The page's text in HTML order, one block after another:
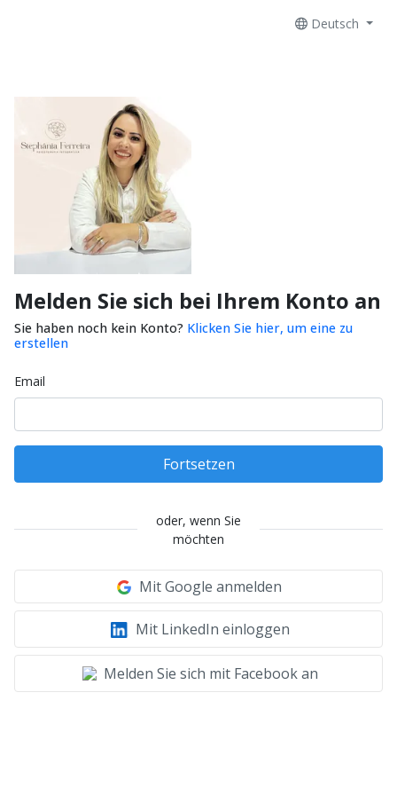
Deutsch
Melden Sie sich bei Ihrem Konto an
Sie haben noch kein Konto? Klicken Sie hier, um eine zu
erstellen
Email
Fortsetzen
oder, wenn Sie
möchten
Mit Google anmelden
Mit LinkedIn einloggen
Melden Sie sich mit Facebook an